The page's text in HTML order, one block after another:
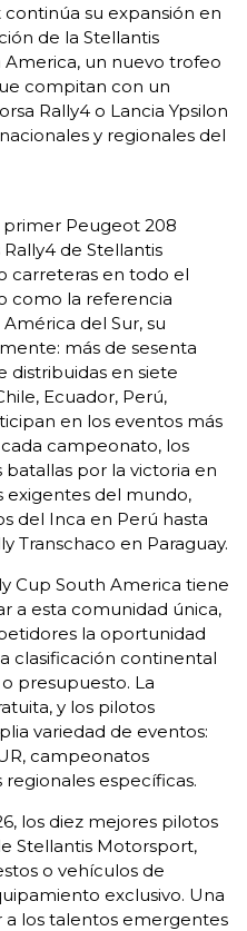
su expansión en
de la Stellantis
un nuevo trofeo
compitan con un
Rally4 o Lancia Ypsilon
y regionales del
Peugeot 208
de Stellantis
carreteras en todo el
como la referencia
del Sur, su
más de sesenta
distribuidas en siete
Ecuador, Perú,
en los eventos más
campeonato, los
batallas por la victoria en
exigentes del mundo,
del Inca en Perú hasta
Transchaco en Paraguay.
Cup South America tiene
a esta comunidad única,
la oportunidad
clasificación continental
presupuesto. La
y los pilotos
variedad de eventos:
campeonatos
específicas.
los diez mejores pilotos
Stellantis Motorsport,
o vehículos de
exclusivo. Una
los talentos emergentes